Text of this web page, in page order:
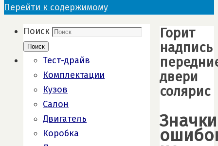
Перейти к содержимому
Горит
надпись
двери
солярис
Значки
Поиск
Поиск
Тест-драйв
Комплектации
Кузов
Салон
Двигатель
Коробка